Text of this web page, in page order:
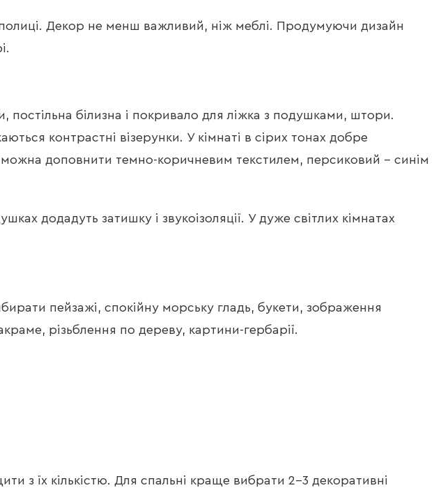
полиці. Декор не менш важливий, ніж меблі. Продумуючи дизайн
білизна і покривало для ліжка з подушками, штори.
контрастні візерунки. У кімнаті в сірих тонах добре
доповнити темно-коричневим текстилем, персиковий – синім
додадуть затишку і звукоізоляції. У дуже світлих кімнатах
пейзажі, спокійну морську гладь, букети, зображення
різьблення по дереву, картини-гербарії.
з їх кількістю. Для спальні краще вибрати 2-3 декоративні